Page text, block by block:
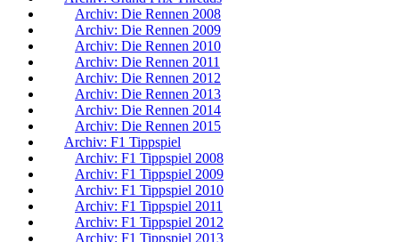
Archiv: Die Rennen 2008
Archiv: Die Rennen 2009
Archiv: Die Rennen 2010
Archiv: Die Rennen 2011
Archiv: Die Rennen 2012
Archiv: Die Rennen 2013
Archiv: Die Rennen 2014
Archiv: Die Rennen 2015
Archiv: F1 Tippspiel
Archiv: F1 Tippspiel 2008
Archiv: F1 Tippspiel 2009
Archiv: F1 Tippspiel 2010
Archiv: F1 Tippspiel 2011
Archiv: F1 Tippspiel 2012
Archiv: F1 Tippspiel 2013